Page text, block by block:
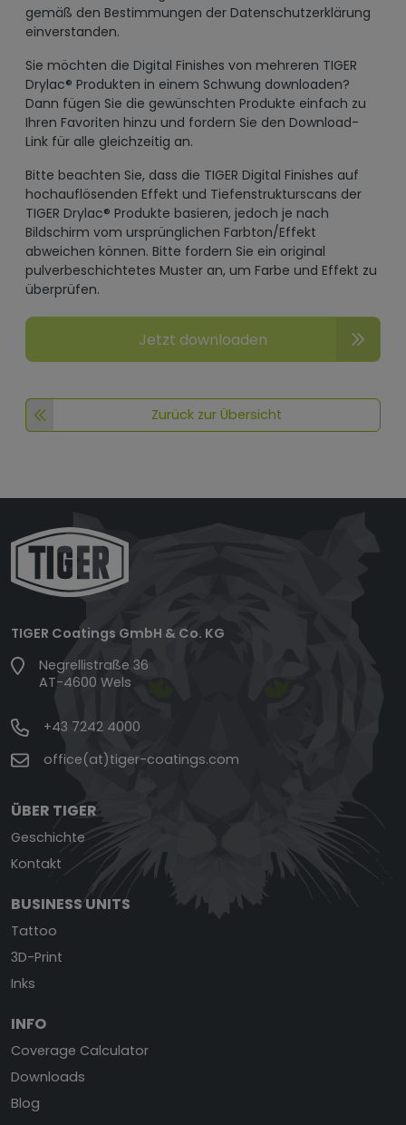
gemäß den Bestimmungen der Datenschutzerklärung
einverstanden.
Sie möchten die Digital Finishes von mehreren TIGER
Drylac® Produkten in einem Schwung downloaden?
Dann fügen Sie die gewünschten Produkte einfach zu
Ihren Favoriten hinzu und fordern Sie den Download-
Link für alle gleichzeitig an.
Bitte beachten Sie, dass die TIGER Digital Finishes auf
hochauflösenden Effekt und Tiefenstrukturscans der
TIGER Drylac® Produkte basieren, jedoch je nach
Bildschirm vom ursprünglichen Farbton/Effekt
abweichen können. Bitte fordern Sie ein original
pulverbeschichtetes Muster an, um Farbe und Effekt zu
überprüfen.
Jetzt downloaden
Zurück zur Übersicht
TIGER Coatings GmbH & Co. KG
Negrellistraße 36
AT-4600 Wels
+43 7242 4000
office(at)tiger-coatings.com
ÜBER TIGER
Geschichte
Kontakt
BUSINESS UNITS
Tattoo
3D-Print
Inks
INFO
Coverage Calculator
Downloads
Blog